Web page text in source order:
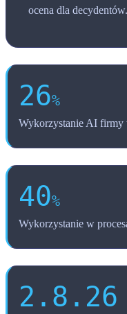
ocena dla decydentów.
26%
Wykorzystanie AI firmy
40%
Wykorzystanie w
2.8.26